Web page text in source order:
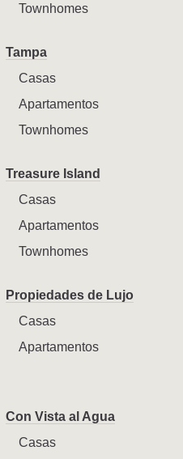
Townhomes
Tampa
Casas
Apartamentos
Townhomes
Treasure Island
Casas
Apartamentos
Townhomes
Propiedades de Lujo
Casas
Apartamentos
Con Vista al Agua
Casas